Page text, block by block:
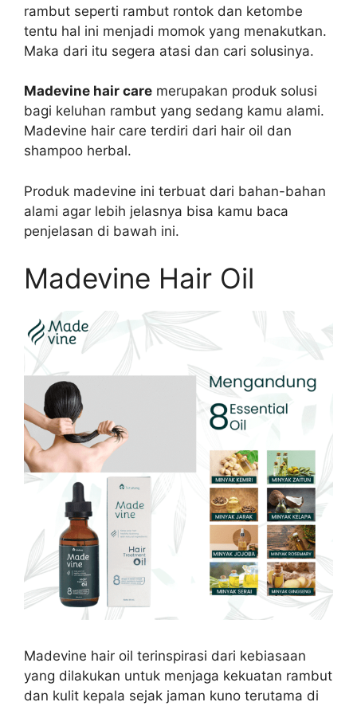
rambut seperti rambut rontok dan ketombe
tentu hal ini menjadi momok yang menakutkan.
Maka dari itu segera atasi dan cari solusinya.
Madevine hair care merupakan produk solusi
bagi keluhan rambut yang sedang kamu alami.
Madevine hair care terdiri dari hair oil dan
shampoo herbal.
Produk madevine ini terbuat dari bahan-bahan
alami agar lebih jelasnya bisa kamu baca
penjelasan di bawah ini.
Madevine Hair Oil
Madevine hair oil terinspirasi dari kebiasaan
yang dilakukan untuk menjaga kekuatan rambut
dan kulit kepala sejak jaman kuno terutama di